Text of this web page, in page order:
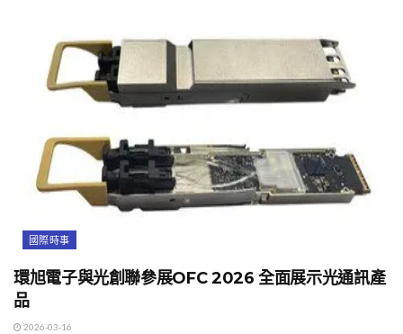
國際時事
環旭電子與光創聯參展OFC 2026 全面展示光通訊產
品
2026-03-16